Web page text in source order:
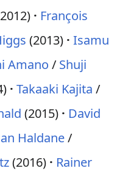
François
(2013) Isamu
Amano / Shuji
Takaaki Kajita /
(2015)
David
Haldane/
(2016)
Rainer